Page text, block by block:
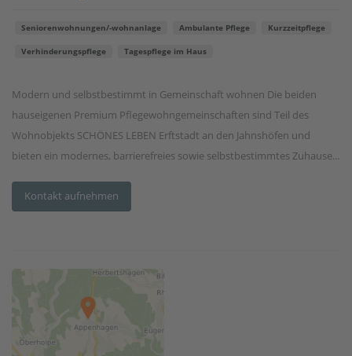
Seniorenwohnungen/-wohnanlage Ambulante Pflege Kurzzeitpflege
Verhinderungspflege Tagespflege im Haus
Modern und selbstbestimmt in Gemeinschaft wohnen Die beiden
hauseigenen Premium Pflegewohngemeinschaften sind Teil des
Wohnobjekts SCHÖNES LEBEN Erftstadt an den Jahnshöfen und
bieten ein modernes, barrierefreies sowie selbstbestimmtes Zuhause...
Kontakt aufnehmen